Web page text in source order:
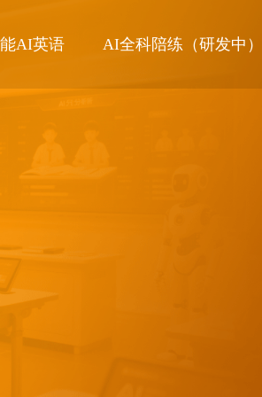
AI英语 AI全科陪练（研发中）